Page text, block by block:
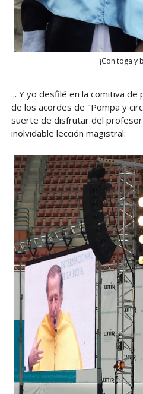
¡Con toga y
... Y yo desfilé en la comitiva
de los acordes de "Pompa y
suerte de disfrutar del profesor
inolvidable lección magistral: